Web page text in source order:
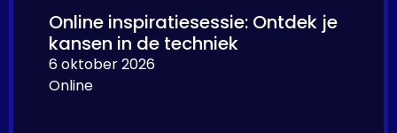
Online inspiratiesessie: Ontdek je
kansen in de techniek
6 oktober 2026
Online